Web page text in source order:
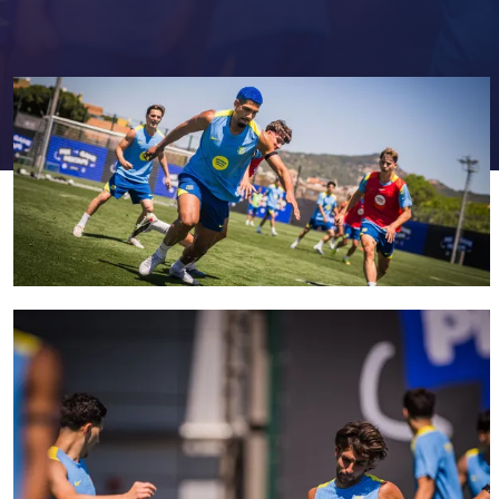
FC Barcelona club badge